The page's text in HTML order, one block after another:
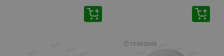
🕘 12:00-20:00